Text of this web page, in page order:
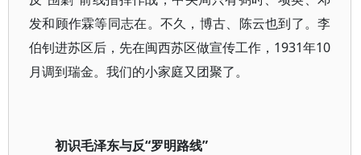
发和顾作霖等同志在。不久，博古、陈云也到了。李
伯钊进苏区后，先在闽西苏区做宣传工作，1931年10
月调到瑞金。我们的小家庭又团聚了。
初识毛泽东与反“罗明路线”